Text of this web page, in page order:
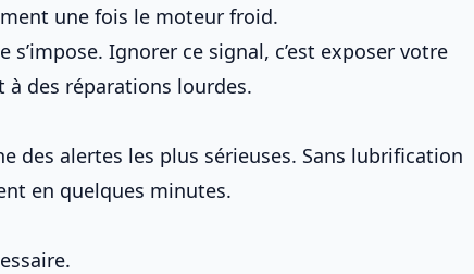
une fois le moteur froid.
Ignorer ce signal, c’est exposer votre
à des réparations lourdes.
des alertes les plus sérieuses. Sans lubrification
en quelques minutes.